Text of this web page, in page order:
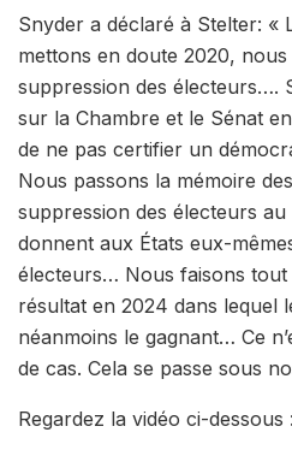
Snyder a déclaré à Stelter: «
mettons en doute 2020,
suppression des électeurs….
sur la Chambre et le Sénat
de ne pas certifier un
Nous passons la mémoire
suppression des électeurs au
donnent aux États eux-
électeurs… Nous faisons
résultat en 2024 dans lequel
néanmoins le gagnant… Ce
de cas. Cela se passe sous
Regardez la vidéo ci-dessous :